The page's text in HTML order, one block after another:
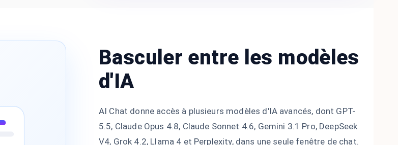
Basculer entre les modèles
d'IA
AI Chat donne accès à plusieurs modèles d'IA avancés, dont GPT-
5.5, Claude Opus 4.8, Claude Sonnet 4.6, Gemini 3.1 Pro, DeepSeek
V4, Grok 4.2, Llama 4 et Perplexity, dans une seule fenêtre de chat.